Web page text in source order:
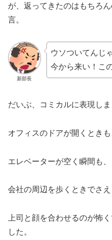
が、返ってきたのはもちろ
言。
新部長
ウソついてんじ
今から来い！こ
だいぶ、コミカルに表現し
オフィスのドアが開くときも
エレベーターが空く瞬間も、
会社の周辺を歩くときでさえ
上司と顔を合わせるのが怖
した。